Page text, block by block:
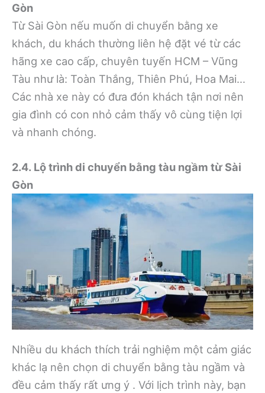
Gòn
Từ Sài Gòn nếu muốn di chuyển bằng xe
khách, du khách thường liên hệ đặt vé từ các
hãng xe cao cấp, chuyên tuyến HCM – Vũng
Tàu như là: Toàn Thắng, Thiên Phú, Hoa Mai…
Các nhà xe này có đưa đón khách tận nơi nên
gia đình có con nhỏ cảm thấy vô cùng tiện lợi
và nhanh chóng.
2.4. Lộ trình di chuyển bằng tàu ngầm từ Sài
Gòn
Nhiều du khách thích trải nghiệm một cảm giác
khác lạ nên chọn di chuyển bằng tàu ngầm và
đều cảm thấy rất ưng ý . Với lịch trình này, bạn